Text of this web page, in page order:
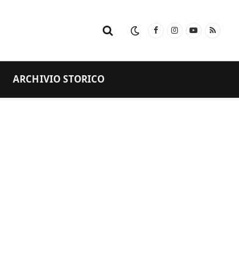
FacebookInstagram
YouTube
RSS
ARCHIVIO STORICO